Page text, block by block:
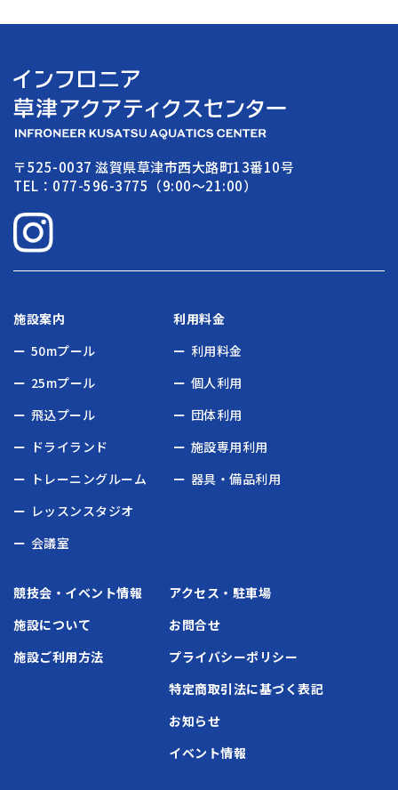
〒525-0037 滋賀県草津市西大路町13番10号
TEL：077-596-3775（9:00〜21:00）
施設案内
50mプール
25mプール
飛込プール
ドライランド
トレーニングルーム
レッスンスタジオ
会議室
利用料金
利用料金
個人利用
団体利用
施設専用利用
器具・備品利用
競技会・イベント情報
施設について
施設ご利用方法
アクセス・駐車場
お問合せ
プライバシーポリシー
特定商取引法に基づく表記
お知らせ
イベント情報